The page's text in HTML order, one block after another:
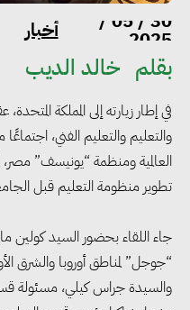
30 / 05 /
2025 أخبار
بقلم خالد الديب
في إطار زيارته إلى المملكة
والتعليم والتعليم الفني،
العالمية ومنظمة “يونيسف”
تطوير منظومة التعليم قبل
جاء اللقاء بحضور السيد كولين
“جوجل” لمناطق أوروبا والشرق
والسيدة جراس كيلي، مسئولة